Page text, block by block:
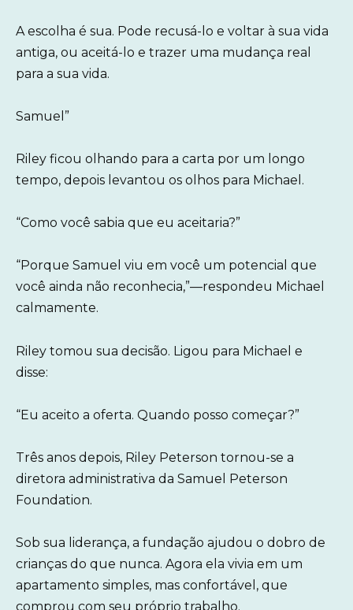
A escolha é sua. Pode recusá-lo e voltar à sua vida
antiga, ou aceitá-lo e trazer uma mudança real
para a sua vida.
Samuel”
Riley ficou olhando para a carta por um longo
tempo, depois levantou os olhos para Michael.
“Como você sabia que eu aceitaria?”
“Porque Samuel viu em você um potencial que
você ainda não reconhecia,”—respondeu Michael
calmamente.
Riley tomou sua decisão. Ligou para Michael e
disse:
“Eu aceito a oferta. Quando posso começar?”
Três anos depois, Riley Peterson tornou-se a
diretora administrativa da Samuel Peterson
Foundation.
Sob sua liderança, a fundação ajudou o dobro de
crianças do que nunca. Agora ela vivia em um
apartamento simples, mas confortável, que
comprou com seu próprio trabalho.